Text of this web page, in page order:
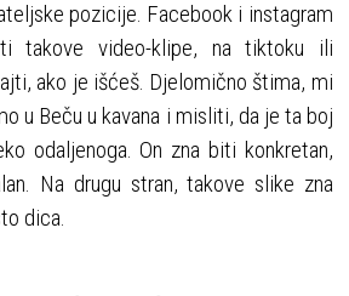
pozicije. Facebook i instagram
takove video-klipe, na tiktoku ili
ako je išćeš. Djelomično štima, mi
u Beču u kavana i misliti, da je ta boj
odaljenoga. On zna biti konkretan,
Na drugu stran, takove slike zna
dica.